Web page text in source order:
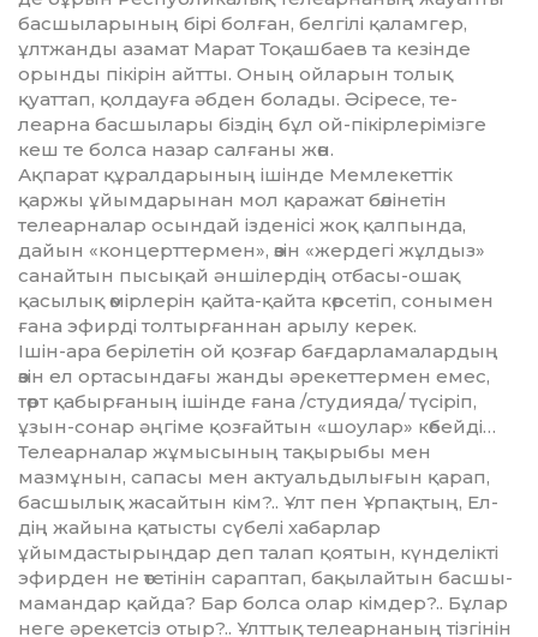
басшылары­ның бірі болған, белгілі қаламгер,
ұлтжанды азамат Марат Тоқашбаев та кезінде
орынды пікірін айтты. Оның ойларын толық
қуаттап, қол­дауға әбден болады. Әсіресе, те­
леарна басшылары біздің бұл ой-пікірлерімізге
кеш те болса назар сал­ғаны жөн.
Ақпарат құралдарының ішінде Мемлекеттік
қаржы ұйымдарынан мол қаражат бөлінетін
телеарналар осын­дай ізденісі жоқ қалпында,
дайын «концерттермен», өзін «жер­дегі жұлдыз»
санайтын пысықай әншілердің отбасы-ошақ
қасылық өмірлерін қайта-қайта көрсетіп, сонымен
ғана эфирді толтырғаннан арылу керек.
Ішін-ара берілетін ой қозғар бағ­дарламалардың
өзін ел орта­сын­дағы жанды әрекеттермен емес,
төрт қабырғаның ішінде ғана /студияда/ түсіріп,
ұзын-сонар әң­гіме қозғайтын «шоулар» көбейді…
Те­леарналар жұмысының тақы­ры­бы мен
мазмұнын, сапасы мен актуальдылығын қарап,
басшылық жасайтын кім?.. Ұлт пен Ұрпақтың, Ел­
дің жайына қатысты сүбелі ха­бар­лар
ұйымдастырыңдар деп та­лап қоятын, күнделікті
эфирден не өтетінін сараптап, бақылайтын басшы-
мамандар қайда? Бар болса олар кімдер?.. Бұлар
неге әрекетсіз отыр?.. Ұлттық телеарнаның тізгі­нін